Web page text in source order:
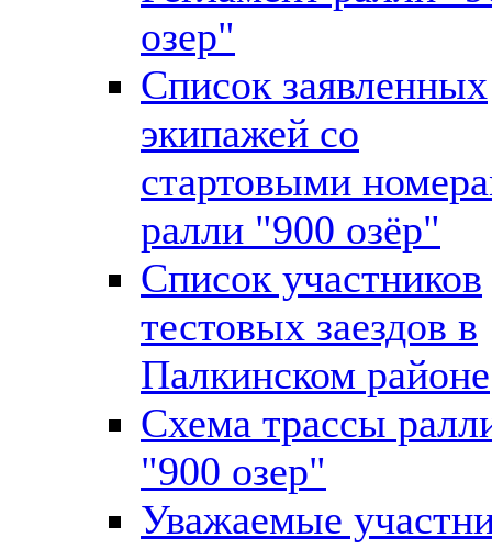
озер"
Список заявленных
экипажей со
стартовыми
ралли "900 озёр"
Список участников
тестовых заездов в
Палкинском районе
Схема трассы
"900 озер"
Уважаемые